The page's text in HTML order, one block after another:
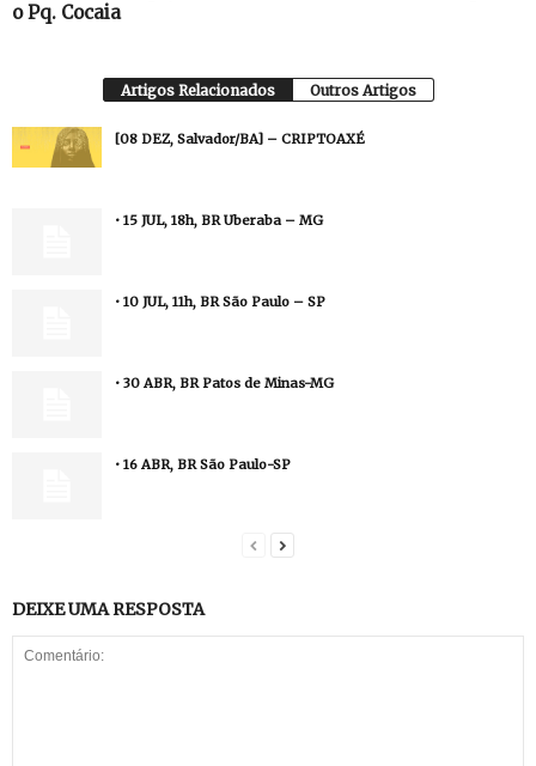
o Pq. Cocaia
Artigos Relacionados Outros Artigos
[08 DEZ, Salvador/BA] – CRIPTOAXÉ
• 15 JUL, 18h, BR Uberaba – MG
• 10 JUL, 11h, BR São Paulo – SP
• 30 ABR, BR Patos de Minas-MG
• 16 ABR, BR São Paulo-SP
DEIXE UMA RESPOSTA